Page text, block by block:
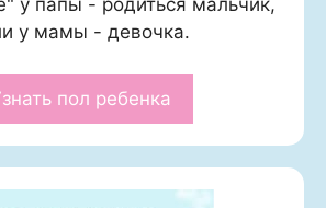
у папы - родиться мальчик,
у мамы - девочка.
пол ребенка